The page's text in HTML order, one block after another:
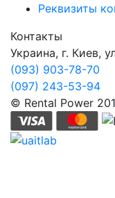
Реквизиты
Контакты
Украина, г. Киев,
(093) 903-78-70
(097) 243-53-94
© Rental Power